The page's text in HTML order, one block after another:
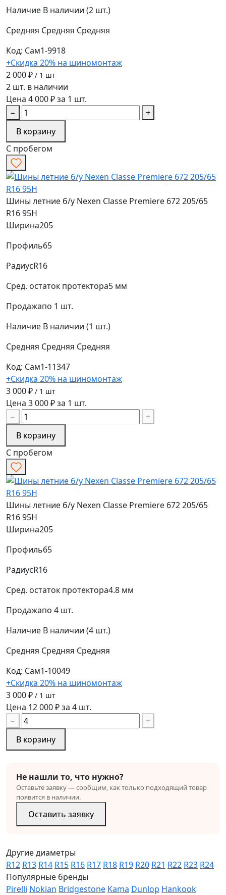
Наличие В наличии (2 шт.)
Средняя Средняя Средняя
Код: Сам1-9918
+Скидка 20% на шиномонтаж
2 000 ₽ / 1 шт
2 шт. в наличии
Цена 4 000 ₽ за 1 шт.
−
+
В корзину
С пробегом
Шины летние б/у Nexen Classe Premiere 672 205/65
R16 95H
Ширина205
Профиль65
РадиусR16
Сред. остаток протектора5 мм
Продажапо 1 шт.
Наличие В наличии (1 шт.)
Средняя Средняя Средняя
Код: Сам1-11347
+Скидка 20% на шиномонтаж
3 000 ₽ / 1 шт
Цена 3 000 ₽ за 1 шт.
−
+
В корзину
С пробегом
Шины летние б/у Nexen Classe Premiere 672 205/65
R16 95H
Ширина205
Профиль65
РадиусR16
Сред. остаток протектора4.8 мм
Продажапо 4 шт.
Наличие В наличии (4 шт.)
Средняя Средняя Средняя
Код: Сам1-10049
+Скидка 20% на шиномонтаж
3 000 ₽ / 1 шт
Цена 12 000 ₽ за 4 шт.
−
+
В корзину
Не нашли то, что нужно?
Оставьте заявку — сообщим, как только подходящий товар
появится в наличии.
Оставить заявку
Другие диаметры
R12 R13 R14 R15 R16 R17 R18 R19 R20 R21 R22 R23 R24
Популярные бренды
Pirelli Nokian Bridgestone Kama Dunlop Hankook